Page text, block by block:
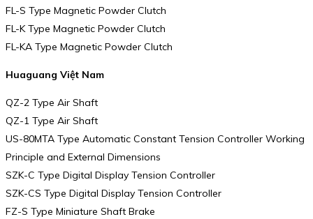
FL-S Type Magnetic Powder Clutch
FL-K Type Magnetic Powder Clutch
FL-KA Type Magnetic Powder Clutch
Huaguang Việt Nam
QZ-2 Type Air Shaft
QZ-1 Type Air Shaft
US-80MTA Type Automatic Constant Tension Controller Working
Principle and External Dimensions
SZK-C Type Digital Display Tension Controller
SZK-CS Type Digital Display Tension Controller
FZ-S Type Miniature Shaft Brake